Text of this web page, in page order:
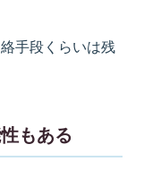
手段くらいは残
もある